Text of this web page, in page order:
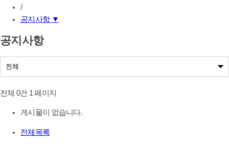
/
공지사항 ▼
나눔사업공지
공지사항
전체 0건 1 페이지
게시물이 없습니다.
전체목록